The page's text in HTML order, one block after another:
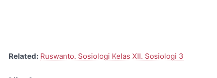
Related: Ruswanto. Sosiologi Kelas XII. Sosiologi 3